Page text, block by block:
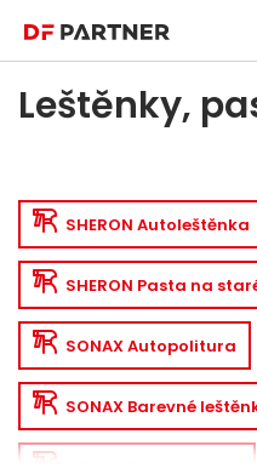
Leštěnky,
SHERON Autoleštěnka
SHERON Pasta na
SONAX Autopolitura
SONAX Barevné